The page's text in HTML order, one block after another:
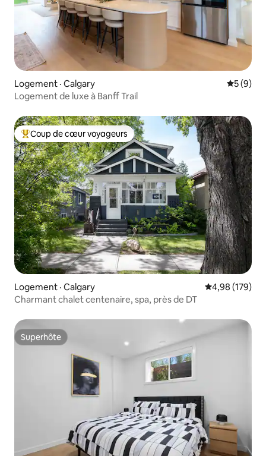
Logement · Calgary Note
5 (9)
Logement de luxe à Banff Trail
Coup de cœur voyageurs parmi les plus aimés
Coup de cœur voyageurs
Logement · Calgary Note
4,98 (179)
Charmant chalet centenaire, spa, près de DT
Superhôte
Superhôte